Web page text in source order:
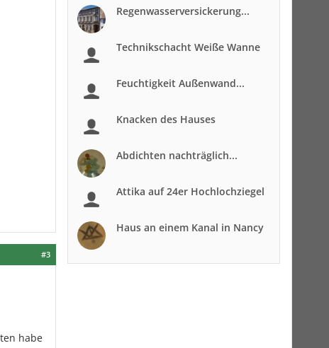
#3
habe
Regenwasserversickerung...
Technikschacht Weiße Wanne
Feuchtigkeit Außenwand...
Knacken des Hauses
Abdichten nachträglich...
Attika auf 24er Hochlochziegel
Haus an einem Kanal in Nancy